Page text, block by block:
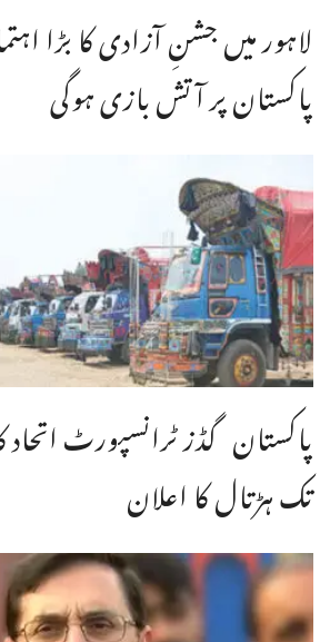
لاہور میں جشنِ آزادی کا بڑا
پاکستان پر آتش بازی ہوگی
پاکستان گڈز ٹرانسپورٹ اتحاد
تک ہڑتال کا اعلان